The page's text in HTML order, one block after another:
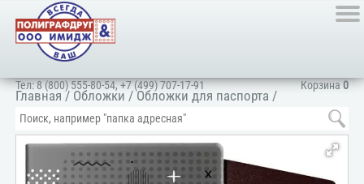
Корзина0
Тел:8 (800) 555-80-54,+7 (499) 707-17-91
Главная / Обложки /Обложки для паспорта /
Искусственные материалы/ПВХ глянец